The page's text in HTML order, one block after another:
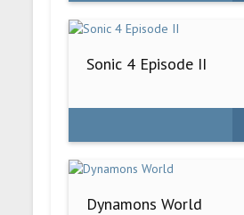
Sonic 4 Episode II
Dynamons World